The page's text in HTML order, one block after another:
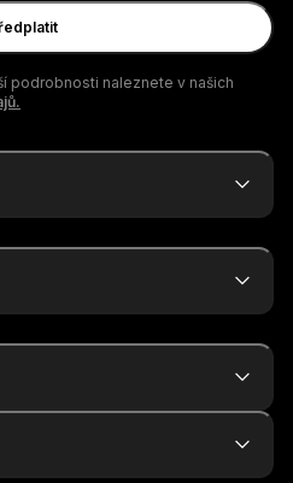
podrobnosti naleznete v našich